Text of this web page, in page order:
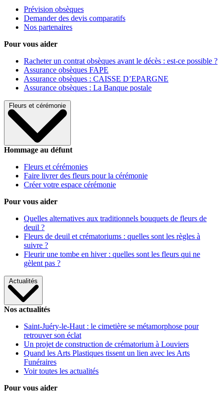
Prévision obsèques
Demander des devis comparatifs
Nos partenaires
Pour vous aider
Racheter un contrat obsèques avant le décès : est-ce possible ?
Assurance obsèques FAPE
Assurance obsèques : CAISSE D’EPARGNE
Assurance obsèques : La Banque postale
Fleurs et cérémonie
Hommage au défunt
Fleurs et cérémonies
Faire livrer des fleurs pour la cérémonie
Créer votre espace cérémonie
Pour vous aider
Quelles alternatives aux traditionnels bouquets de fleurs de
deuil ?
Fleurs de deuil et crématoriums : quelles sont les règles à
suivre ?
Fleurir une tombe en hiver : quelles sont les fleurs qui ne
gèlent pas ?
Actualités
Nos actualités
Saint-Juéry-le-Haut : le cimetière se métamorphose pour
retrouver son éclat
Un projet de construction de crématorium à Louviers
Quand les Arts Plastiques tissent un lien avec les Arts
Funéraires
Voir toutes les actualités
Pour vous aider